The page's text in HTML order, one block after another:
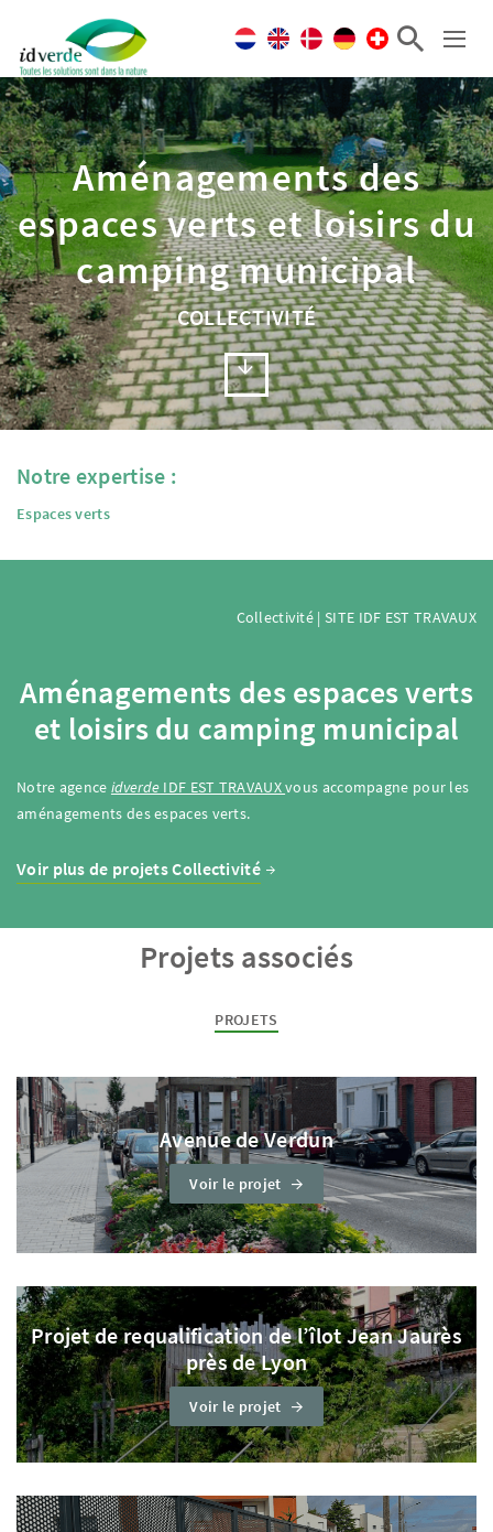
Aménagements des
espaces verts et loisirs du
camping municipal
COLLECTIVITÉ
Notre expertise :
Espaces verts
Collectivité | SITE IDF EST TRAVAUX
Aménagements des espaces verts
et loisirs du camping municipal
Notre agence idverde IDF EST TRAVAUXvous accompagne pour les
aménagements des espaces verts.
Voir plus de projets Collectivité
Projets associés
PROJETS
Avenue de Verdun
Voir le projet
Projet de requalification de l’îlot Jean Jaurès
près de Lyon
Voir le projet